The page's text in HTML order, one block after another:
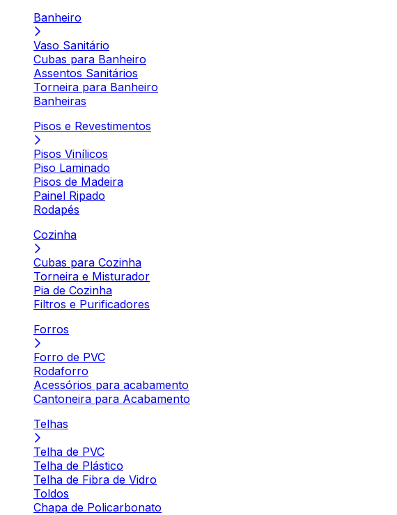
Banheiro
Vaso Sanitário
Cubas para Banheiro
Assentos Sanitários
Torneira para Banheiro
Banheiras
Pisos e Revestimentos
Pisos Vinílicos
Piso Laminado
Pisos de Madeira
Painel Ripado
Rodapés
Cozinha
Cubas para Cozinha
Torneira e Misturador
Pia de Cozinha
Filtros e Purificadores
Forros
Forro de PVC
Rodaforro
Acessórios para acabamento
Cantoneira para Acabamento
Telhas
Telha de PVC
Telha de Plástico
Telha de Fibra de Vidro
Toldos
Chapa de Policarbonato